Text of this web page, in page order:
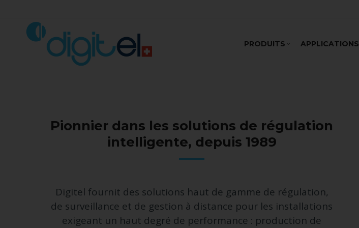
PRODUITS APPLICATIONS
Pionnier dans les solutions de régulation
intelligente, depuis 1989
Digitel fournit des solutions haut de gamme de régulation,
de surveillance et de gestion à distance pour les installations
exigeant un haut degré de performance : production de